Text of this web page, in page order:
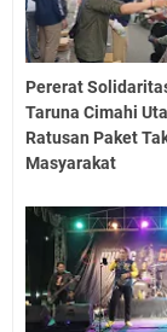
Pererat
Taruna Cimahi
Ratusan Paket
Masyarakat